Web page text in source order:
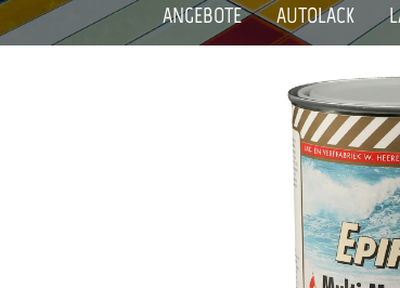
ANGEBOTE AUTOLACK
Bildergalerie überspringen